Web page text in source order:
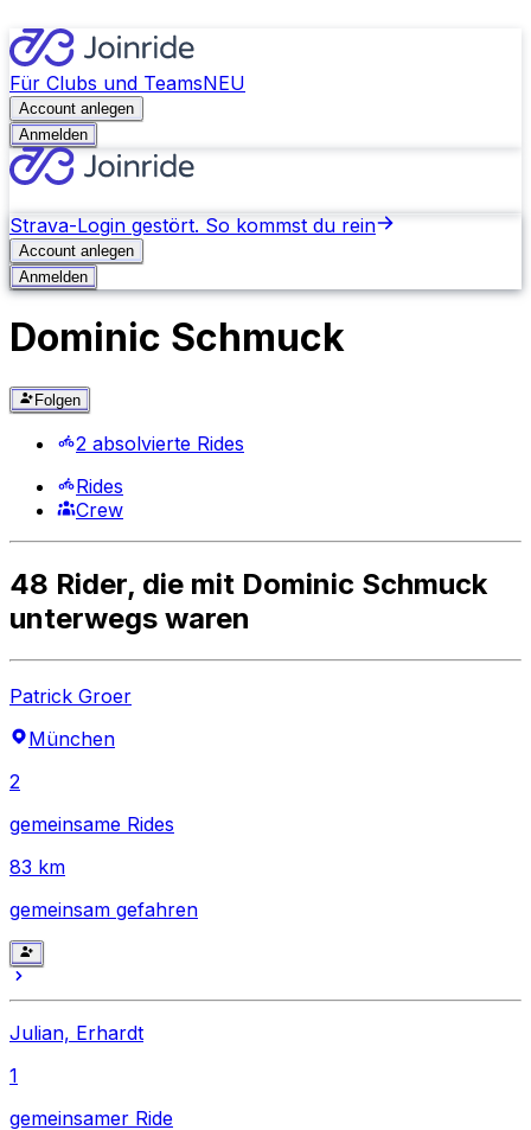
Für Clubs und TeamsNEU
Account anlegen
Anmelden
Strava-Login gestört. So kommst du rein
Account anlegen
Anmelden
Dominic Schmuck
Folgen
2 absolvierte Rides
Rides
Crew
48 Rider, die mit Dominic Schmuck
unterwegs waren
Patrick Groer
München
2
gemeinsame Rides
83 km
gemeinsam gefahren
Julian, Erhardt
1
gemeinsamer Ride